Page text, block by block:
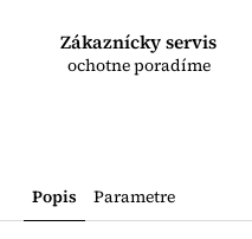
Zákaznícky servis
ochotne poradíme
Popis Parametre